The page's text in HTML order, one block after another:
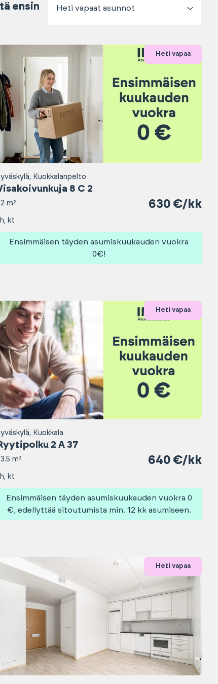
ensin Heti vapaat asunnot
Heti vapaa
Kuokkalanpelto
8 C 2
m² 630 €/kk
kt
Ensimmäisen täyden asumiskuukauden vuokra
0€!
Heti vapaa
Kuokkala
2 A 37
m² 640 €/kk
kt
Ensimmäisen täyden asumiskuukauden vuokra 0
€, edellyttää sitoutumista min. 12 kk asumiseen.
Heti vapaa